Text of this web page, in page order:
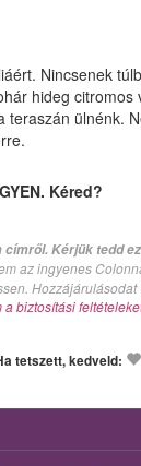
Nincsenek
hideg
ülnénk.
Kéred?
Kérjük tedd
az ingyenes
a biztosítási
tetszett, kedveld: